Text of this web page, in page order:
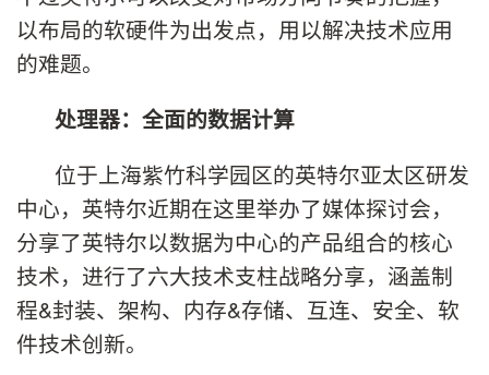
以布局的软硬件为出发点，用以解决技术应用
的难题。
处理器：全面的数据计算
位于上海紫竹科学园区的英特尔亚太区研发
中心，英特尔近期在这里举办了媒体探讨会，
分享了英特尔以数据为中心的产品组合的核心
技术，进行了六大技术支柱战略分享，涵盖制
程&封装、架构、内存&存储、互连、安全、软
件技术创新。